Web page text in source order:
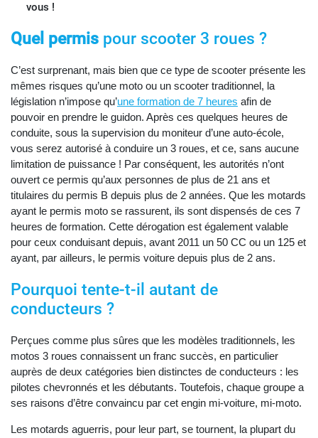
vous !
Quel permis pour scooter 3 roues ?
C’est surprenant, mais bien que ce type de scooter présente les
mêmes risques qu’une moto ou un scooter traditionnel, la
législation n’impose qu’une formation de 7 heures afin de
pouvoir en prendre le guidon. Après ces quelques heures de
conduite, sous la supervision du moniteur d’une auto-école,
vous serez autorisé à conduire un 3 roues, et ce, sans aucune
limitation de puissance ! Par conséquent, les autorités n’ont
ouvert ce permis qu’aux personnes de plus de 21 ans et
titulaires du permis B depuis plus de 2 années. Que les motards
ayant le permis moto se rassurent, ils sont dispensés de ces 7
heures de formation. Cette dérogation est également valable
pour ceux conduisant depuis, avant 2011 un 50 CC ou un 125 et
ayant, par ailleurs, le permis voiture depuis plus de 2 ans.
Pourquoi tente-t-il autant de
conducteurs ?
Perçues comme plus sûres que les modèles traditionnels, les
motos 3 roues connaissent un franc succès, en particulier
auprès de deux catégories bien distinctes de conducteurs : les
pilotes chevronnés et les débutants. Toutefois, chaque groupe a
ses raisons d’être convaincu par cet engin mi-voiture, mi-moto.
Les motards aguerris, pour leur part, se tournent, la plupart du